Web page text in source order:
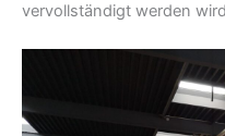
vervollständigt werden